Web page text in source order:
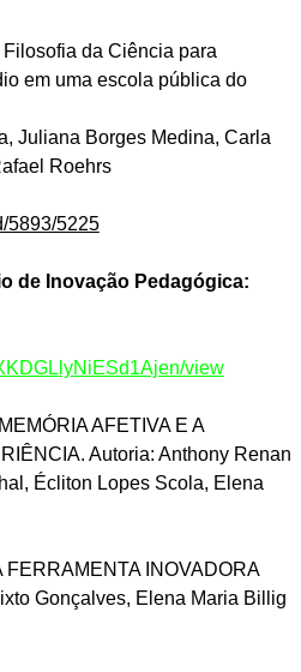
da Ciência para
em uma escola pública do
Juliana Borges Medina, Carla
Roehrs
5893/5225
de Inovação Pedagógica:
view
AFETIVA E A
Autoria: Anthony Renan
Écliton Lopes Scola, Elena
INOVADORA
Gonçalves, Elena Maria Billig